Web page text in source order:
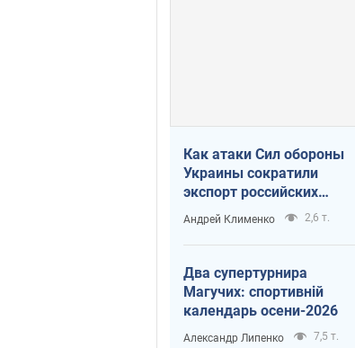
Как атаки Сил обороны
Украины сократили
экспорт российских
нефтепродуктов
Андрей Клименко 2,6 т.
Два супертурнира
Магучих: спортивній
календарь осени-2026
Александр Липенко 7,5 т.